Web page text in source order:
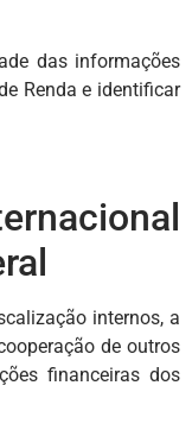
das informações
Renda e identificar
internos, a
de outros
financeiras dos